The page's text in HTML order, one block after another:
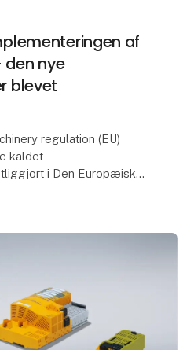
af
nye
blevet
regulation (EU)
kaldet
i Den Europæiske